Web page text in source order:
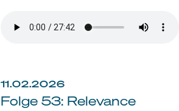
11.02.2026
Folge 53: Relevance